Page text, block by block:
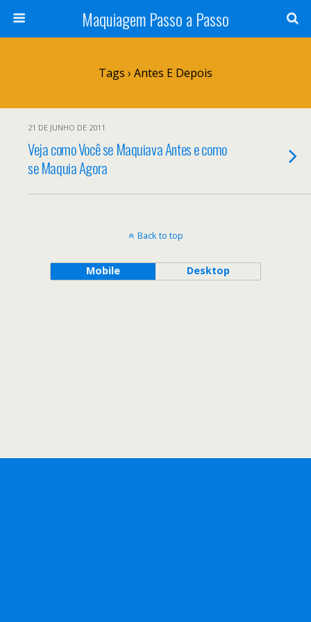
Maquiagem Passo a Passo
Tags › Antes E Depois
21 DE JUNHO DE 2011
Veja como Você se Maquiava Antes e como
se Maquia Agora
Back to top
Mobile Desktop